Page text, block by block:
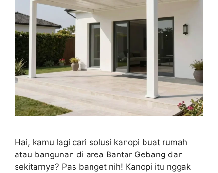
Hai, kamu lagi cari solusi kanopi buat rumah
atau bangunan di area Bantar Gebang dan
sekitarnya? Pas banget nih! Kanopi itu nggak